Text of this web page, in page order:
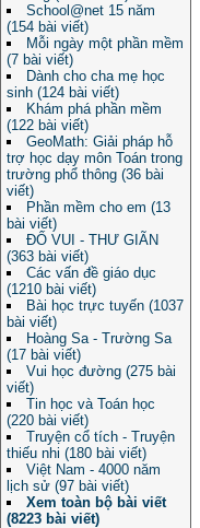
School@net 15 năm
(154 bài viết)
Mỗi ngày một phần mềm
(7 bài viết)
Dành cho cha mẹ học
sinh (124 bài viết)
Khám phá phần mềm
(122 bài viết)
GeoMath: Giải pháp hỗ
trợ học dạy môn Toán trong
trường phổ thông (36 bài
viết)
Phần mềm cho em (13
bài viết)
ĐỐ VUI - THƯ GIÃN
(363 bài viết)
Các vấn đề giáo dục
(1210 bài viết)
Bài học trực tuyến (1037
bài viết)
Hoàng Sa - Trường Sa
(17 bài viết)
Vui học đường (275 bài
viết)
Tin học và Toán học
(220 bài viết)
Truyện cổ tích - Truyện
thiếu nhi (180 bài viết)
Việt Nam - 4000 năm
lịch sử (97 bài viết)
Xem toàn bộ bài viết
(8223 bài viết)